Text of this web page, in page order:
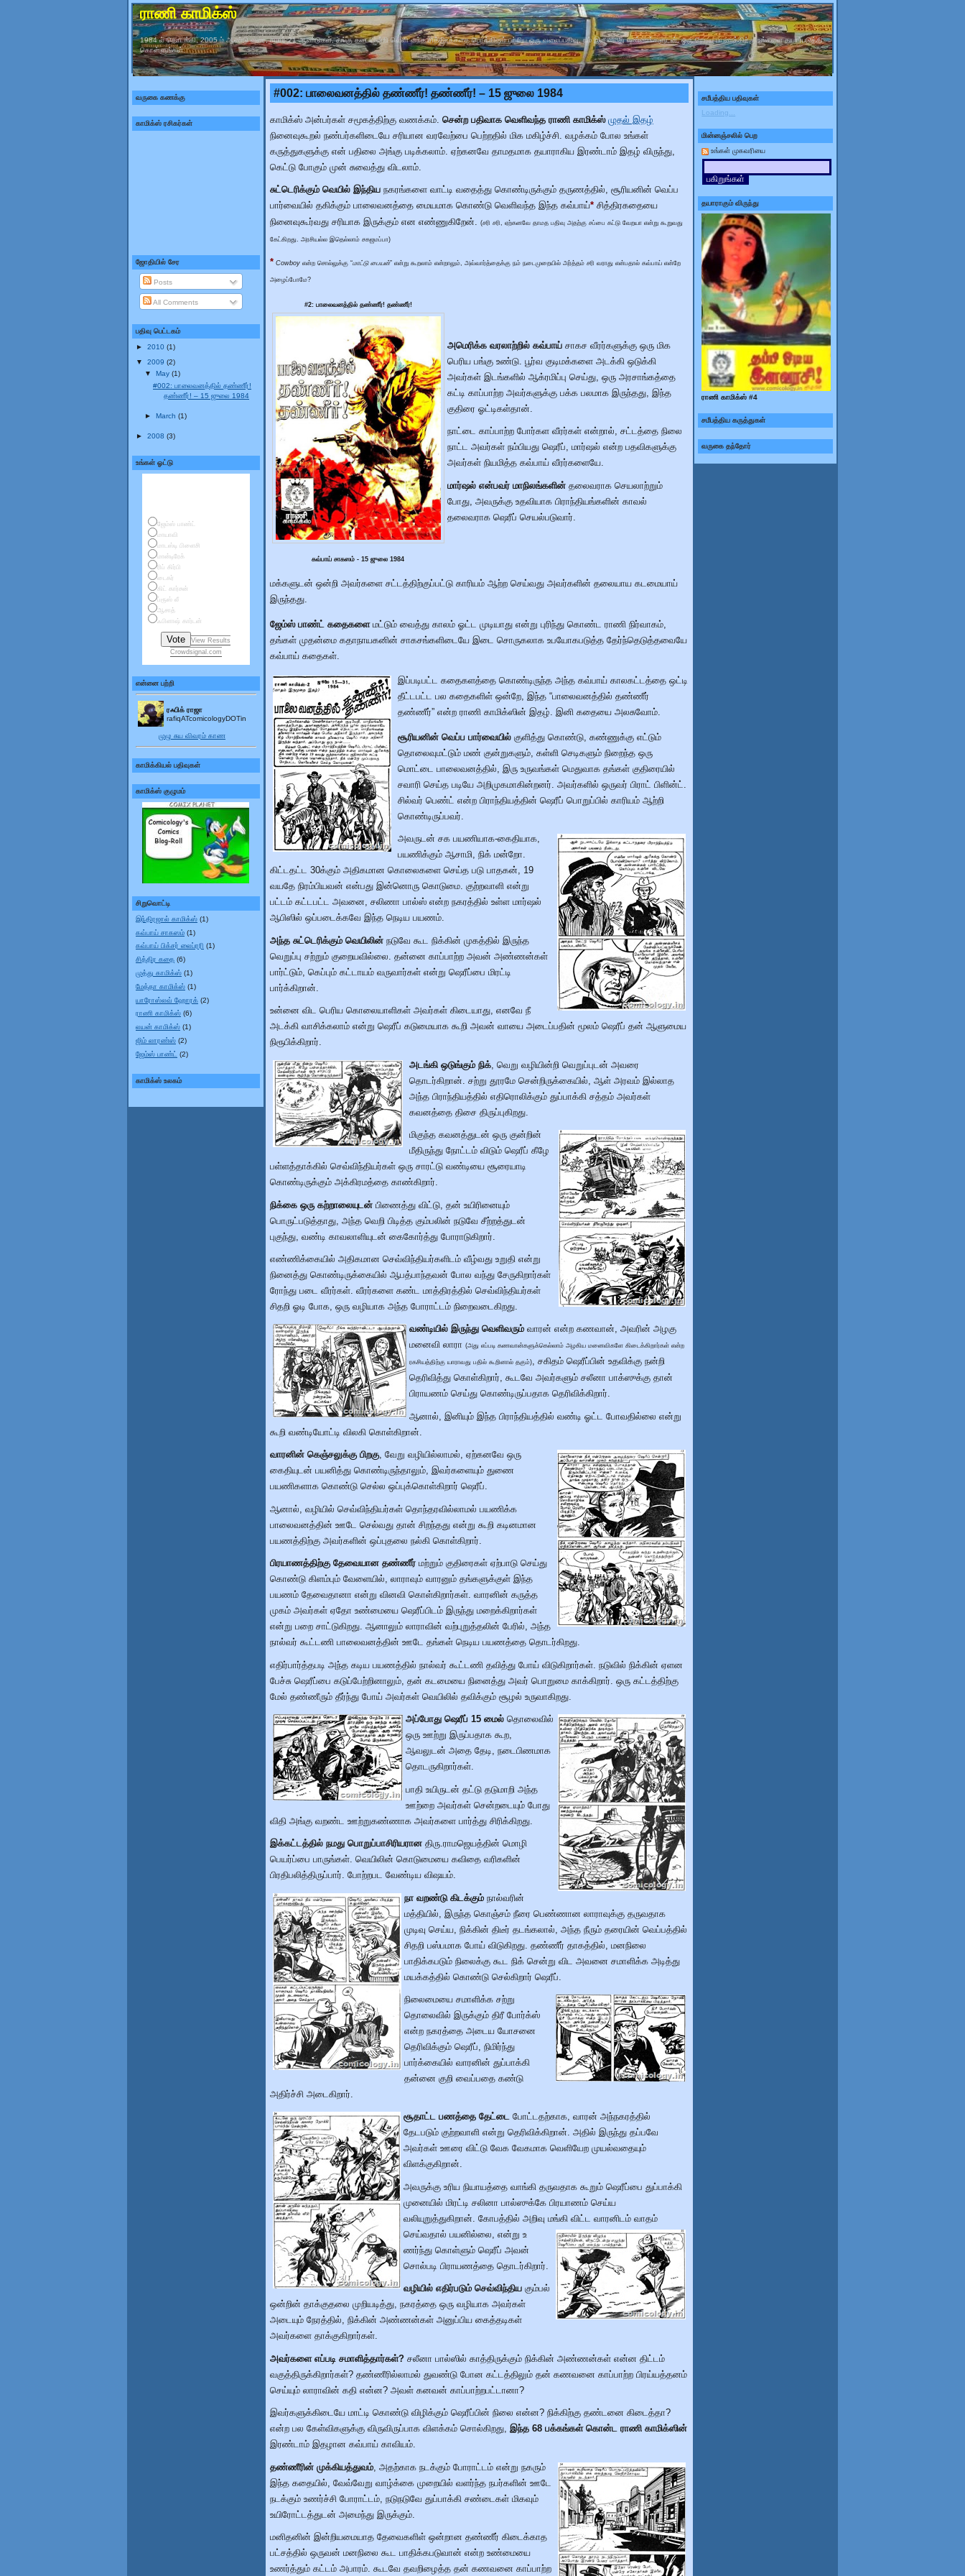
ராணி காமிக்ஸ்
1984 ல் தொடங்கி, 2005 ம் ஆண்டு வரை, சுமார் 21 ஆண்டுகள், தங்கு தடையின்றி வெளி வந்த சித்திரக்கதை பொக்கிஷம் பற்றிய ஒரு வலைப்பதிவு. நம் இள வயது எண்ணங்களுடன், ஒரு நெடிய பயணத்திற்கு உங்களை தயார்படுத்தி
கொள்ளுங்கள்.
வருகை கணக்கு
காமிக்ஸ் ரசிகர்கள்
ஜோதியில் சேர
Posts
All Comments
பதிவு பெட்டகம்
► 2010 (1)
▼ 2009 (2)
▼ May (1)
#002: பாலைவனத்தில் தண்ணீர்!
தண்ணீர்! – 15 ஜுலை 1984
► March (1)
► 2008 (3)
உங்கள் ஓட்டு
ஜேம்ஸ் பாண்ட்
மாயாவி
மாடஸ்டி பிளைசி
மான்டிரேக்
ரிப் கிர்பி
டைகர்
கிட் கார்சன்
ப்ரூஸ் லீ
ஆசாத்
ஃபிளாஷ் கார்டன்
Vote
View Results
Crowdsignal.com
என்னை பற்றி
ரஃபிக் ராஜா
rafiqATcomicologyDOTin
முழு சுய விவரம் காண
காமிக்கியல் பதிவுகள்
காமிக்ஸ் குழுமம்
சிறுவொட்டி
இந்திரஜால் காமிக்ஸ் (1)
கவ்பாய் சாகஸம் (1)
கவ்பாய் பிக்சர் லைப்ரரி (1)
சித்திர கதை (6)
முத்து காமிக்ஸ் (1)
மேத்தா காமிக்ஸ் (1)
யாரோஸ்லவ் ஹோரக் (2)
ராணி காமிக்ஸ் (6)
லயன் காமிக்ஸ் (1)
ஜிம் லாரண்ஸ் (2)
ஜேம்ஸ் பாண்ட் (2)
காமிக்ஸ் உலகம்
#002: பாலைவனத்தில் தண்ணீர்! தண்ணீர்! – 15 ஜுலை 1984
காமிக்ஸ் அன்பர்கள் சமூகத்திற்கு வணக்கம். சென்ற பதிவாக வெளிவந்த ராணி காமிக்ஸ் முதல் இதழ்
நினைவுகூறல் நண்பர்களிடையே சரியான வரவேற்பை பெற்றதில் மிக மகிழ்ச்சி. வழக்கம் போல உங்கள்
கருத்துகளுக்கு என் பதிலை அங்கு படிக்கலாம். ஏற்கனவே தாமதமாக தயாராகிய இரண்டாம் இதழ் விருந்து,
கெட்டு போகும் முன் சுவைத்து விடலாம்.
சுட்டெரிக்கும் வெயில் இந்தியநகரங்களை வாட்டி வதைத்து கொண்டிருக்கும் தருணத்தில், சூரியனின் வெப்ப
பார்வையில் தகிக்கும் பாலைவனத்தை மையமாக கொண்டு வெளிவந்த இந்த கவ்பாய்*சித்திரகதையை
நினைவுகூர்வது சரியாக இருக்கும் என எண்ணுகிறேன். (சரி சரி, ஏற்கனவே தாமத பதிவு அதற்கு சப்பை கட்டு வேறயா என்று கூறுவது
கேட்கிறது. அரசியல்ல இதெல்லாம் சகஜமப்பா)
* Cowboyஎன்ற சொல்லுக்கு “மாட்டு பையன்” என்று கூறலாம் என்றாலும், அவ்வார்த்தைக்கு நம் நடைமுறையில் அர்த்தம் சரி வராது என்பதால் கவ்பாய் என்றே
அழைப்போமே?
#2: பாலைவனத்தில் தண்ணீர்! தண்ணீர்!
கவ்பாய் சாகஸம் - 15 ஜுலை 1984
அமெரிக்க வரலாற்றில் கவ்பாய்சாகச வீரர்களுக்கு ஒரு மிக
பெரிய பங்கு உண்டு. பூர்வ குடிமக்களை அடக்கி ஒடுக்கி
அவர்கள் இடங்களில் ஆக்ரமிப்பு செய்து, ஒரு அரசாங்கத்தை
கட்டி காப்பாற்ற அவர்களுக்கு பக்க பலமாக இருந்தது, இந்த
குதிரை ஓட்டிகள்தான்.
நாட்டை காப்பாற்ற போர்கள வீரர்கள் என்றால், சட்டத்தை நிலை
நாட்ட அவர்கள் நம்பியது ஷெரீப், மார்ஷல் என்ற பதவிகளுக்கு
அவர்கள் நியமித்த கவ்பாய் வீரர்களையே.
மார்ஷல் என்பவர் மாநிலங்களின்தலைவராக செயலாற்றும்
போது, அவருக்கு உதவியாக பிராந்தியங்களின் காவல்
தலைவராக ஷெரீப் செயல்படுவார்.
மக்களுடன் ஒன்றி அவர்களை சட்டத்திற்குப்பட்டு காரியம் ஆற்ற செய்வது அவர்களின் தலையாய கடமையாய்
இருந்தது.
ஜேம்ஸ் பாண்ட் கதைகளைமட்டும் வைத்து காலம் ஓட்ட முடியாது என்று புரிந்து கொண்ட ராணி நிர்வாகம்,
தங்கள் முதன்மை கதாநாயகனின் சாகசங்களிடையே இடை சொருகலாக உபயோகபடுத்த தேர்ந்தெடுத்தவையே
கவ்பாய் கதைகள்.
இப்படிபட்ட கதைகளத்தை கொண்டிருந்த அந்த கவ்பாய் காலகட்டத்தை ஒட்டி
தீட்டபட்ட பல கதைகளிள் ஒன்றே, இந்த “பாலைவனத்தில் தண்ணீர்
தண்ணீர்” என்ற ராணி காமிக்ஸின் இதழ். இனி கதையை அலசுவோம்.
சூரியனின் வெப்ப பார்வையில்குளித்து கொண்டு, கண்ணுக்கு எட்டும்
தொலைவுமட்டும் மண் குன்றுகளும், கள்ளி செடிகளும் நிறைந்த ஒரு
மொட்டை பாலைவனத்தில், இரு உருவங்கள் மெதுவாக தங்கள் குதிரையில்
சவாரி செய்த படியே அறிமுகமாகின்றனர். அவர்களில் ஒருவர் பிராட் பிளின்ட்.
சில்வர் பெண்ட் என்ற பிராந்தியத்தின் ஷெரீப் பொறுப்பில் காரியம் ஆற்றி
கொண்டிருப்பவர்.
அவருடன் சக பயணியாக-கைதியாக,
பயணிக்கும் ஆசாமி, நிக் மன்றோ.
கிட்டதட்ட 30க்கும் அதிகமான கொலைகளை செய்த படு பாதகன், 19
வயதே நிரம்பியவன் என்பது இன்னொரு கொடுமை. குற்றவாளி என்று
பட்டம் கட்டபட்ட அவனை, சலிணா பால்ஸ் என்ற நகரத்தில் உள்ள மார்ஷல்
ஆபிஸில் ஒப்படைக்கவே இந்த நெடிய பயணம்.
அந்த சுட்டெரிக்கும் வெயிலின்நடுவே கூட நிக்கின் முகத்தில் இருந்த
வெறுப்பு சற்றும் குறையவில்லை. தன்னை காப்பாற்ற அவன் அண்ணன்கள்
பார்ட்டும், கெப்பும் கட்டாயம் வருவார்கள் என்று ஷெரீப்பை மிரட்டி
பார்க்கிறான்.
உன்னை விட பெரிய கொலையாளிகள் அவர்கள் கிடையாது, எனவே நீ
அடக்கி வாசிக்கலாம் என்று ஷெரீப் கடுமையாக கூறி அவன் வாயை அடைப்பதின் மூலம் ஷெரீப் தன் ஆளுமைய
நிரூபிக்கிறார்.
அடங்கி ஒடுங்கும் நிக், வெறு வழியின்றி வெறுப்புடன் அவரை
தொடர்கிறான். சற்று தூரமே சென்றிருக்கையில், ஆள் அரவம் இல்லாத
அந்த பிராந்தியத்தில் எதிரொலிக்கும் துப்பாக்கி சத்தம் அவர்கள்
கவனத்தை திசை திருப்புகிறது.
மிகுந்த கவனத்துடன் ஒரு குன்றின்
மீதிருந்து நோட்டம் விடும் ஷெரீப் கீழே
பள்ளத்தாக்கில் செவ்விந்தியர்கள் ஒரு சாரட்டு வண்டியை சூரையாடி
கொண்டிருக்கும் அக்கிரமத்தை காண்கிறார்.
நிக்கை ஒரு கற்றாலையுடன்பிணைத்து விட்டு, தன் உயிரினையும்
பொருட்படுத்தாது, அந்த வெறி பிடித்த கும்பலின் நடுவே சீற்றத்துடன்
புகுந்து, வண்டி காவலாளியுடன் கைகோர்த்து போராடுகிறார்.
எண்ணிக்கையில் அதிகமான செவ்விந்தியர்களிடம் வீழ்வது உறுதி என்று
நினைத்து கொண்டிருக்கையில் ஆபத்பாந்தவன் போல வந்து சேருகிறார்கள்
ரோந்து படை வீரர்கள். வீரர்களை கண்ட மாத்திரத்தில் செவ்விந்தியர்கள்
சிதறி ஓடி போக, ஒரு வழியாக அந்த போராட்டம் நிறைவடைகிறது.
வண்டியில் இருந்து வெளிவரும்வாரன் என்ற கணவான், அவரின் அழகு
மனைவி லாரா (அது எப்படி கணவான்களுக்கெல்லாம் அழகிய மனைவிகளே கிடைக்கிறார்கள் என்ற
ரகசியத்திற்கு யாராவது பதில் கூறினால் தகும்), சகிதம் ஷெரீப்பின் உதவிக்கு நன்றி
தெரிவித்து கொள்கிறார், கூடவே அவர்களும் சலீனா பாக்ஸுக்கு தான்
பிராயணம் செய்து கொண்டிருப்பதாக தெரிவிக்கிறார்.
ஆனால், இனியும் இந்த பிராந்தியத்தில் வண்டி ஓட்ட போவதில்லை என்று
கூறி வண்டியோட்டி விலகி கொள்கிறான்.
வாரனின் கெஞ்சலுக்கு பிறகு, வேறு வழியில்லாமல், ஏற்கனவே ஒரு
கைதியுடன் பயனித்து கொண்டிருந்தாலும், இவர்களையும் துணை
பயணிகளாக கொண்டு செல்ல ஒப்புக்கொள்கிறார் ஷெரீப்.
ஆனால், வழியில் செவ்விந்தியர்கள் தொந்தரவில்லாமல் பயணிக்க
பாலைவனத்தின் ஊடே செல்வது தான் சிறந்தது என்று கூறி கடினமான
பயணத்திற்கு அவர்களின் ஒப்புதலை நல்கி கொள்கிறார்.
பிரயாணத்திற்கு தேவையான தண்ணீர்மற்றும் குதிரைகள் ஏற்பாடு செய்து
கொண்டு கிளம்பும் வேளையில், லாராவும் வாரனும் தங்களுக்குள் இந்த
பயணம் தேவைதானா என்று வினவி கொள்கிறார்கள். வாரனின் கருத்த
முகம் அவர்கள் ஏதோ உண்மையை ஷெரீப்பிடம் இருந்து மறைக்கிறார்கள்
என்று பறை சாட்டுகிறது. ஆனாலும் லாராவின் வற்புறுத்தலின் பேரில், அந்த
நால்வர் கூட்டணி பாலைவனத்தின் ஊடே தங்கள் நெடிய பயணத்தை தொடர்கிறது.
எதிர்பார்த்தபடி அந்த கடிய பயணத்தில் நால்வர் கூட்டணி தவித்து போய் விடுகிறார்கள். நடுவில் நிக்கின் ஏளன
பேச்சு ஷெரீப்பை கடுப்பேற்றினாலும், தன் கடமையை நினைத்து அவர் பொறுமை காக்கிறார். ஒரு கட்டத்திற்கு
மேல் தண்ணீரும் தீர்ந்து போய் அவர்கள் வெயிலில் தவிக்கும் சூழல் உருவாகிறது.
அப்போது ஷெரீப் 15 மைல்தொலைவில்
ஒரு ஊற்று இருப்பதாக கூற,
ஆவலுடன் அதை தேடி, நடைபிணமாக
தொடருகிறார்கள்.
பாதி உயிருடன் தட்டு தடுமாறி அந்த
ஊற்றை அவர்கள் சென்றடையும் போது
விதி அங்கு வறண்ட ஊற்றுகண்ணாக அவர்களை பார்த்து சிரிக்கிறது.
இக்கட்டத்தில் நமது பொறுப்பாசிரியரானதிரு.ராமஜெயத்தின் மொழி
பெயர்ப்பை பாருங்கள். வெயிலின் கொடுமையை கவிதை வரிகளின்
பிரதிபலித்திருப்பார். போற்றபட வேண்டிய விஷயம்.
நா வறண்டு கிடக்கும் நால்வரின்
மத்தியில், இருந்த கொஞ்சம் நீரை பெண்ணான லாராவுக்கு தருவதாக
முடிவு செய்ய, நிக்கின் திடீர் தடங்கலால், அந்த நீரும் தரையின் வெப்பத்தில்
சிதறி பஸ்பமாக போய் விடுகிறது. தண்ணீர் தாகத்தில், மனநிலை
பாதிக்கபடும் நிலைக்கு கூட நிக் சென்று விட அவனை சமாளிக்க அடித்து
மயக்கத்தில் கொண்டு செல்கிறார் ஷெரீப்.
நிலைமையை சமாளிக்க சற்று
தொலைவில் இருக்கும் திரீ போர்க்ஸ்
என்ற நகரத்தை அடைய யோசனை
தெரிவிக்கும் ஷெரீப், நிமிர்ந்து
பார்க்கையில் வாரனின் துப்பாக்கி
தன்னை குறி வைப்பதை கண்டு
அதிர்ச்சி அடைகிறார்.
சூதாட்ட பணத்தை தேட்டைபோட்டதற்காக, வாரன் அந்நகரத்தில்
தேடபடும் குற்றவாளி என்று தெரிவிக்கிறான். அதில் இருந்து தப்பவே
அவர்கள் ஊரை விட்டு வேக வேகமாக வெளியேற முயல்வதையும்
விளக்குகிறான்.
அவருக்கு உரிய நியாயத்தை வாங்கி தருவதாக கூறும் ஷெரீப்பை துப்பாக்கி
முனையில் மிரட்டி சலினா பால்ஸுக்கே பிரயாணம் செய்ய
வலியுறுத்துகிறான். கோபத்தில் அறிவு மங்கி விட்ட வாரனிடம் வாதம்
செய்வதால் பயனில்லை, என்று உ
ணர்ந்து கொள்ளும் ஷெரீப் அவன்
சொல்படி பிராயணத்தை தொடர்கிறார்.
வழியில் எதிர்படும் செவ்விந்தியகும்பல்
ஒன்றின் தாக்குதலை முறியடித்து, நகரத்தை ஒரு வழியாக அவர்கள்
அடையும் நேரத்தில், நிக்கின் அண்ணன்கள் அனுப்பிய கைத்தடிகள்
அவர்களை தாக்குகிறார்கள்.
அவர்களை எப்படி சமாளித்தார்கள்?சலீனா பால்ஸில் காத்திருக்கும் நிக்கின் அண்ணன்கள் என்ன திட்டம்
வகுத்திருக்கிறார்கள்? தண்ணீரில்லாமல் துவண்டு போன கட்டத்திலும் தன் கணவனை காப்பாற்ற பிரய்யத்தனம்
செய்யும் லாராவின் கதி என்ன? அவள் கனவன் காப்பாற்றபட்டானா?
இவர்களுக்கிடையே மாட்டி கொண்டு விழிக்கும் ஷெரீப்பின் நிலை என்ன? நிக்கிற்கு தண்டனை கிடைத்தா?
என்ற பல கேள்விகளுக்கு விருவிருப்பாக விளக்கம் சொல்கிறது, இந்த 68 பக்கங்கள் கொன்ட ராணி காமிக்ஸின்
இரண்டாம் இதழான கவ்பாய் காவியம்.
தண்ணீரின் முக்கியத்துவம், அதற்காக நடக்கும் போராட்டம் என்று நகரும்
இந்த கதையில், வேவ்வேறு வாழ்க்கை முறையில் வளர்ந்த நபர்களின் ஊடே
நடக்கும் உணர்ச்சி போராட்டம், நடுநடுவே துப்பாக்கி சண்டைகள் மிகவும்
உயிரோட்டத்துடன் அமைந்து இருக்கும்.
மனிதனின் இன்றியமையாத தேவைகளிள் ஒன்றான தண்ணீர் கிடைக்காத
பட்சத்தில் ஒருவன் மனநிலை கூட பாதிக்கபடுவான் என்ற உண்மையை
உணர்த்தும் கட்டம் அபாரம். கூடவே தவறிழைத்த தன் கணவனை காப்பாற்ற
சமீபத்திய பதிவுகள்
Loading...
மின்னஞ்சலில் பெற
உங்கள் முகவரியை
தயாராகும் விருந்து
ராணி காமிக்ஸ் #4
சமீபத்திய கருத்துகள்
வருகை தந்தோர்